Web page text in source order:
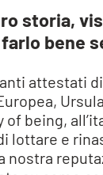
storia,
bene
attestati
of being,
lottare e
nostra